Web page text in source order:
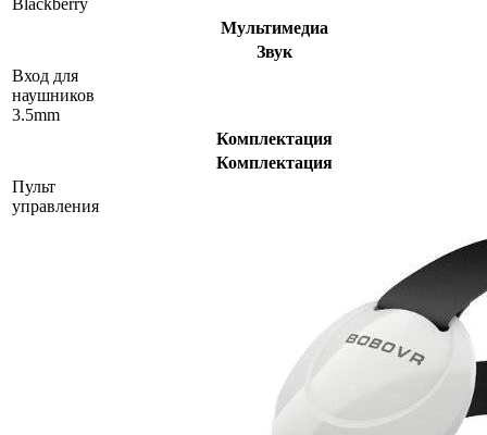
Blackberry
Мультимедиа
Звук
Вход для
наушников
3.5mm
Комплектация
Комплектация
Пульт
управления